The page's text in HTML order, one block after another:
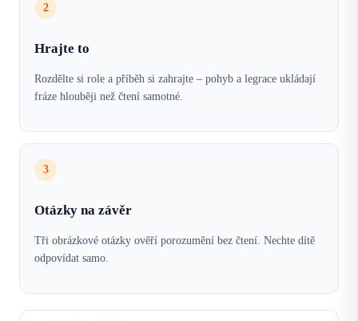
2
Hrajte to
Rozdělte si role a příběh si zahrajte – pohyb a legrace ukládají
fráze hlouběji než čtení samotné.
3
Otázky na závěr
Tři obrázkové otázky ověří porozumění bez čtení. Nechte dítě
odpovídat samo.